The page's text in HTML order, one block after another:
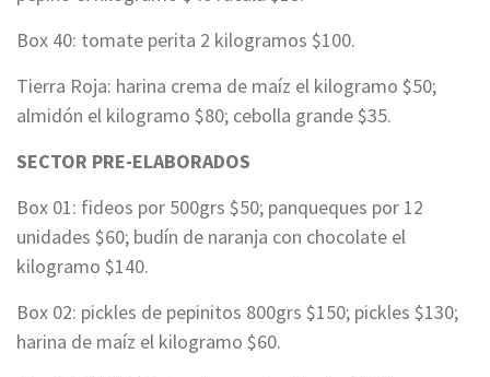
Box 40: tomate perita 2 kilogramos $100.
Tierra Roja: harina crema de maíz el kilogramo $50;
almidón el kilogramo $80; cebolla grande $35.
SECTOR PRE-ELABORADOS
Box 01: fideos por 500grs $50; panqueques por 12
unidades $60; budín de naranja con chocolate el
kilogramo $140.
Box 02: pickles de pepinitos 800grs $150; pickles $130;
harina de maíz el kilogramo $60.